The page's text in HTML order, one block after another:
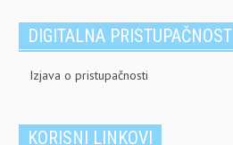
DIGITALNA PRISTUPAČNOST
Izjava o pristupačnosti
KORISNI LINKOVI